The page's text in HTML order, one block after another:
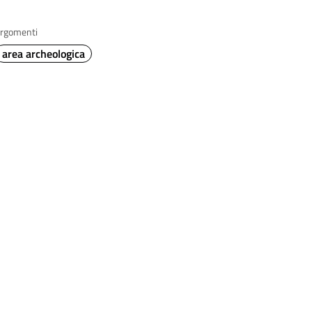
area archeologica